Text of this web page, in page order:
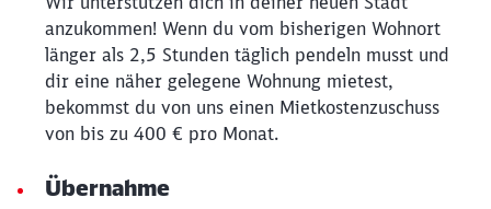
anzukommen! Wenn du vom bisherigen Wohnort
länger als 2,5 Stunden täglich pendeln musst und
dir eine näher gelegene Wohnung mietest,
bekommst du von uns einen Mietkostenzuschuss
von bis zu 400 € pro Monat.
Übernahme
Schließen
Möchten Sie zuweitergeleitet
werden?
Abbrechen Weiter